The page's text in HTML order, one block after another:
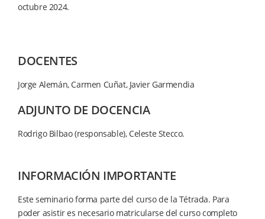
octubre 2024.
DOCENTES
Jorge Alemán, Carmen Cuñat, Javier Garmendia
ADJUNTO DE DOCENCIA
Rodrigo Bilbao (responsable), Celeste Stecco.
INFORMACIÓN IMPORTANTE
Este seminario forma parte del curso de la Tétrada. Para
poder asistir es necesario matricularse del curso completo